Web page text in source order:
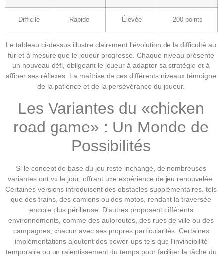
Difficile Rapide Élevée 200 points
Le tableau ci-dessus illustre clairement l'évolution de la difficulté au
fur et à mesure que le joueur progresse. Chaque niveau présente
un nouveau défi, obligeant le joueur à adapter sa stratégie et à
affiner ses réflexes. La maîtrise de ces différents niveaux témoigne
de la patience et de la persévérance du joueur.
Les Variantes du «chicken
road game» : Un Monde de
Possibilités
Si le concept de base du jeu reste inchangé, de nombreuses
variantes ont vu le jour, offrant une expérience de jeu renouvelée.
Certaines versions introduisent des obstacles supplémentaires, tels
que des trains, des camions ou des motos, rendant la traversée
encore plus périlleuse. D'autres proposent différents
environnements, comme des autoroutes, des rues de ville ou des
campagnes, chacun avec ses propres particularités. Certaines
implémentations ajoutent des power-ups tels que l'invincibilité
temporaire ou un ralentissement du temps pour faciliter la tâche du